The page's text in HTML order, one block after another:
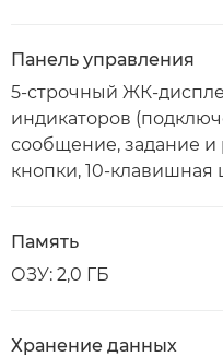
Панель управления
5-строчный ЖК-
индикаторов
сообщение, задание
кнопки, 10-клавишная
Память
ОЗУ: 2,0 ГБ
Хранение данных